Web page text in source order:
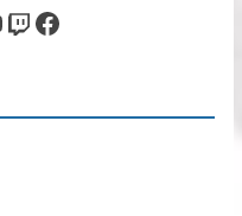
Twitch Facebook